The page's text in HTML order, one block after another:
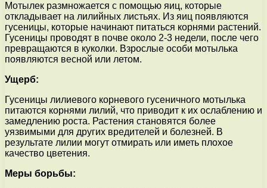
Мотылек размножается с помощью яиц, которые
откладывает на лилийных листьях. Из яиц появляются
гусеницы, которые начинают питаться корнями растений.
Гусеницы проводят в почве около 2-3 недели, после чего
превращаются в куколки. Взрослые особи мотылька
появляются весной или летом.
Ущерб:
Гусеницы лилиевого корневого гусеничного мотылька
питаются корнями лилий, что приводит к их ослаблению и
замедлению роста. Растения становятся более
уязвимыми для других вредителей и болезней. В
результате лилии могут отмирать или иметь плохое
качество цветения.
Меры борьбы: